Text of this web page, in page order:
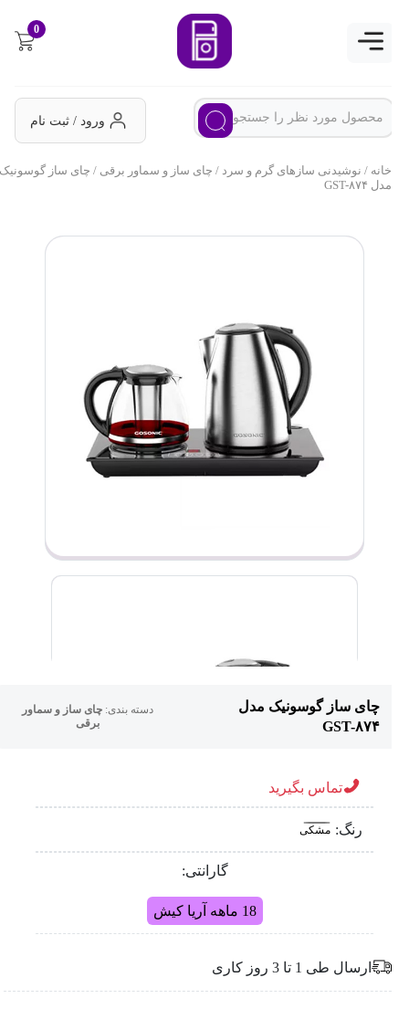
ورود / ثبت نام
خانه/نوشیدنی سازهای گرم و سرد/ چای ساز و سماور برقی / چای ساز گوسونیک
مدل GST-۸۷۴
چای ساز گوسونیک مدل
GST-۸۷۴
دسته بندی:چای ساز و سماور
برقی
تماس بگیرید
رنگ: مشکی
گارانتی:
ارسال طی 1 تا 3 روز کاری